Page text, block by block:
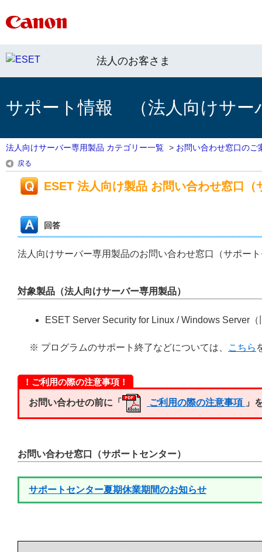
法人のお客さま
サポート情報 （法人向けサー
法人向けサーバー専用製品 カテゴリー一覧 > お問い合わせ窓口のご
戻る
ESET 法人向け製品 お問い合わせ窓口（
回答
法人向けサーバー専用製品のお問い合わせ窓口（サポー
対象製品（法人向けサーバー専用製品）
ESET Server Security for Linux / Windows Server
※ プログラムのサポート終了などについては、 こちら
！ご利用の際の注意事項！
お問い合わせの前に「 ご利用の際の注意事項 」
お問い合わせ窓口（サポートセンター）
サポートセンター夏期休業期間のお知らせ